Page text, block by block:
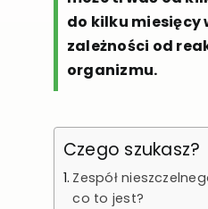
do kilku miesięcy
zależności od
organizmu.
Czego szukasz?
Zespół
co to jest?